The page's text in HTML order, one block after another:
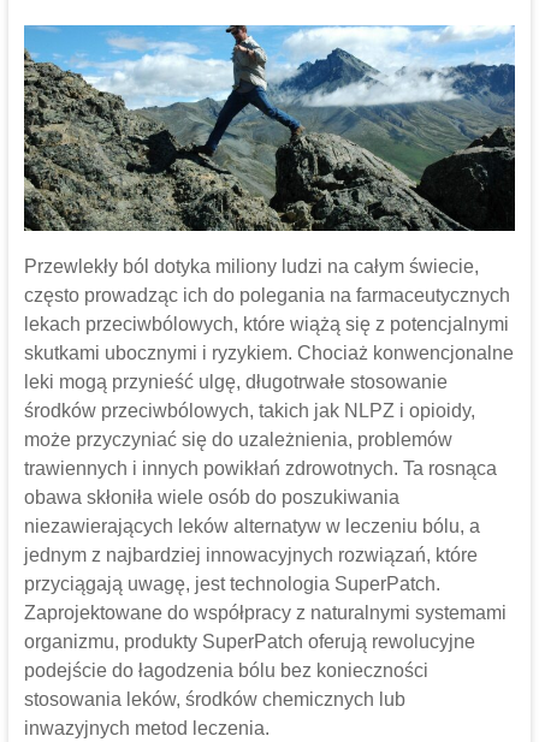
Przewlekły ból dotyka miliony ludzi na całym świecie,
często prowadząc ich do polegania na farmaceutycznych
lekach przeciwbólowych, które wiążą się z potencjalnymi
skutkami ubocznymi i ryzykiem. Chociaż konwencjonalne
leki mogą przynieść ulgę, długotrwałe stosowanie
środków przeciwbólowych, takich jak NLPZ i opioidy,
może przyczyniać się do uzależnienia, problemów
trawiennych i innych powikłań zdrowotnych. Ta rosnąca
obawa skłoniła wiele osób do poszukiwania
niezawierających leków alternatyw w leczeniu bólu, a
jednym z najbardziej innowacyjnych rozwiązań, które
przyciągają uwagę, jest technologia SuperPatch.
Zaprojektowane do współpracy z naturalnymi systemami
organizmu, produkty SuperPatch oferują rewolucyjne
podejście do łagodzenia bólu bez konieczności
stosowania leków, środków chemicznych lub
inwazyjnych metod leczenia.